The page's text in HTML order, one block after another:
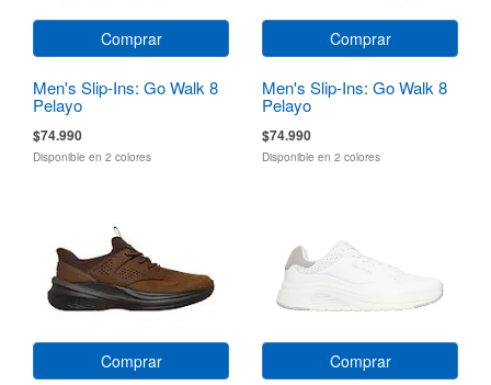
Comprar
Men's Slip-Ins: Go Walk 8
Pelayo
$74.990
Disponible en 2 colores
Comprar
Men's Slip-Ins: Go Walk 8
Pelayo
$74.990
Disponible en 2 colores
Comprar Comprar